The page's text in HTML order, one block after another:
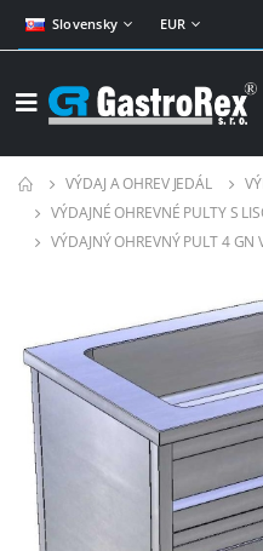
Slovensky EUR
VÝDAJ A OHREV JEDÁL
VÝDAJNÉ OHREVNÉ PULTY S
VÝDAJNÝ OHREVNÝ PULT 4 GN